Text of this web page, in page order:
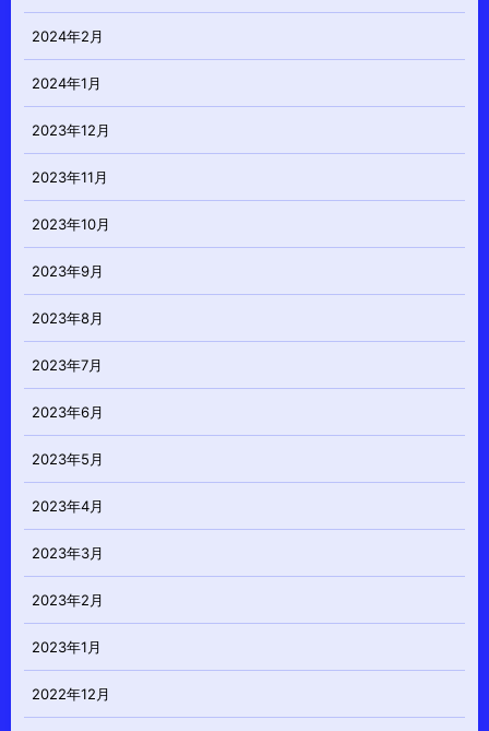
2024年2月
2024年1月
2023年12月
2023年11月
2023年10月
2023年9月
2023年8月
2023年7月
2023年6月
2023年5月
2023年4月
2023年3月
2023年2月
2023年1月
2022年12月